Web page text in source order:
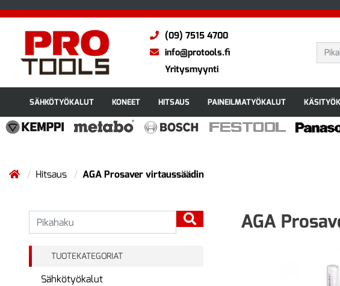
(09) 7515 4700
info@protools.fi
Yritysmyynti
SÄHKÖTYÖKALUT KONEET HITSAUS PAINEILMATYÖKALUT
Hitsaus AGA Prosaver virtaussäädin
TUOTEKATEGORIAT
Sähkötyökalut
AGA